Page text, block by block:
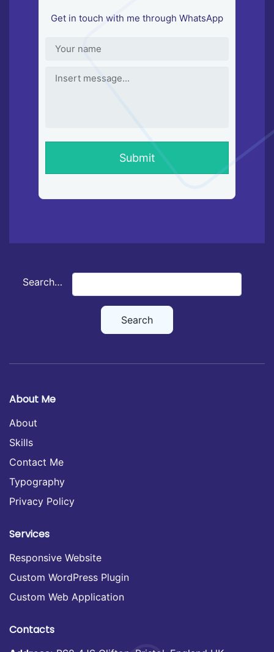
Get in touch with me through WhatsApp
Search…
About Me
About
Skills
Contact Me
Typography
Privacy Policy
Services
Responsive Website
Custom WordPress Plugin
Custom Web Application
Contacts